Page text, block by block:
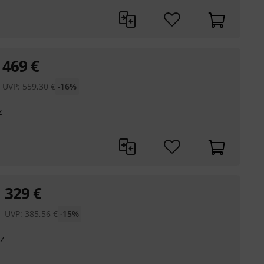
469€
UVP: 559,30 € -16%
329€
UVP: 385,56 € -15%